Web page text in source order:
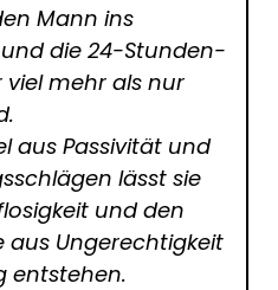
Mann ins
die 24-Stunden-
viel mehr als nur
aus Passivität und
lässt sie
und den
aus Ungerechtigkeit
entstehen.